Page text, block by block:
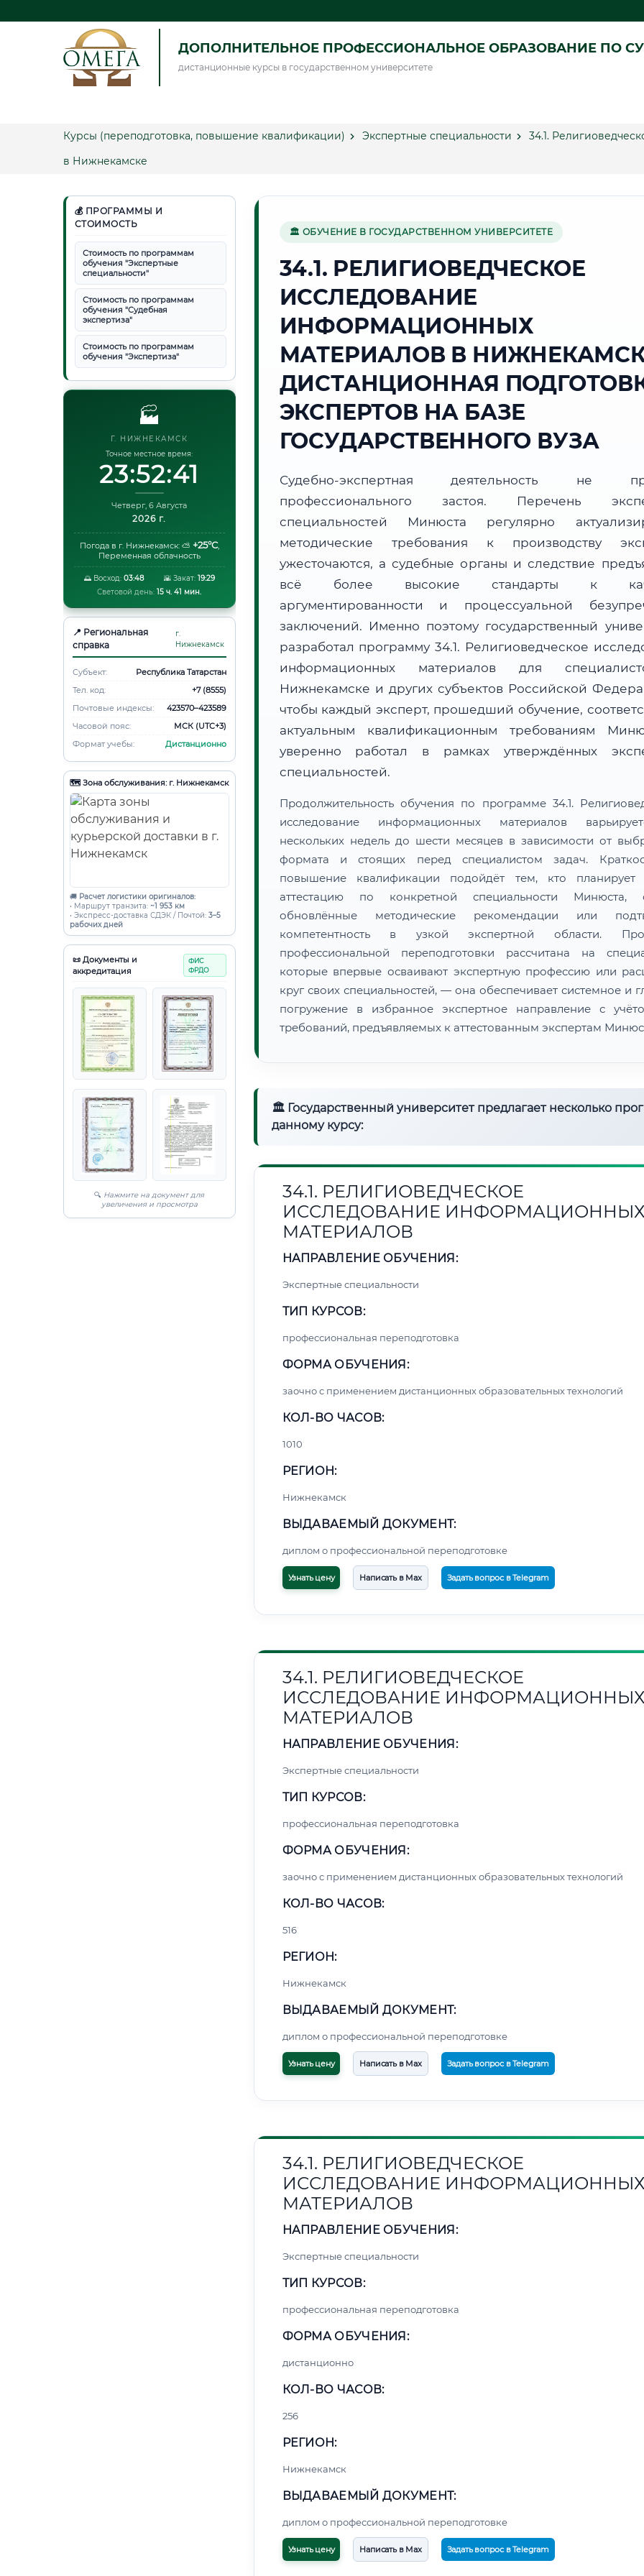
ДОПОЛНИТЕЛЬНОЕ ПРОФЕССИОНАЛЬНОЕ ОБРАЗОВАНИЕ ПО
дистанционные курсы в государственном университете
Курсы (переподготовка, повышение квалификации) Экспертные специальности
34.1.
в Нижнекамске
💰 ПРОГРАММЫ И
СТОИМОСТЬ
Стоимость по программам
обучения "Экспертные
специальности"
Стоимость по программам
обучения "Судебная
экспертиза"
Стоимость по программам
обучения "Экспертиза"
🏭
Г. НИЖНЕКАМСК
Точное местное время:
23:52:42
Четверг, 6 Августа
2026 г.
Погода в г. Нижнекамск: ⛅ +25°C,
Переменная облачность
🌅 Восход: 03:48 🌇 Закат: 19:29
Световой день: 15 ч. 41 мин.
📍 Региональная
справка
г.
Нижнекамск
Субъект:
Республика Татарстан
Тел. код:
+7 (8555)
Почтовые индексы:
423570–423589
Часовой пояс:
МСК (UTC+3)
Формат учебы:
Дистанционно
🗺️ Зона обслуживания: г. Нижнекамск
🚚 Расчет логистики оригиналов:
• Маршрут транзита: ~1 953 км
• Экспресс-доставка СДЭК / Почтой: 3–5
рабочих дней
📜 Документы и
аккредитация
ФИС
ФРДО
🔍 Нажмите на документ для
увеличения и просмотра
🏛 ОБУЧЕНИЕ В ГОСУДАРСТВЕННОМ УНИВЕРСИТЕТЕ
34.1. РЕЛИГИОВЕДЧЕСКОЕ
ИССЛЕДОВАНИЕ
ИНФОРМАЦИОННЫХ
МАТЕРИАЛОВ В
ДИСТАНЦИОННАЯ
ЭКСПЕРТОВ НА БАЗЕ
ГОСУДАРСТВЕННОГО ВУЗА
Судебно-экспертная деятельность не
профессионального застоя. Перечень
специальностей Минюста регулярно
методические требования к производству
ужесточаются, а судебные органы и следствие
всё более высокие стандарты к
аргументированности и процессуальной
заключений. Именно поэтому государственный
разработал программу 34.1. Религиоведческое
информационных материалов для
Нижнекамске и других субъектов Российской
чтобы каждый эксперт, прошедший обучение,
актуальным квалификационным требованиям
уверенно работал в рамках утверждённых
специальностей.
Продолжительность обучения по программе 34.1.
исследование информационных материалов
нескольких недель до шести месяцев в зависимости от
формата и стоящих перед специалистом задач.
повышение квалификации подойдёт тем, кто планирует
аттестацию по конкретной специальности Минюста,
обновлённые методические рекомендации или
компетентность в узкой экспертной области.
профессиональной переподготовки рассчитана на
которые впервые осваивают экспертную профессию или
круг своих специальностей, — она обеспечивает системное и
погружение в избранное экспертное направление с
требований, предъявляемых к аттестованным экспертам
🏛 Государственный университет предлагает несколько
данному курсу:
34.1. РЕЛИГИОВЕДЧЕСКОЕ
ИССЛЕДОВАНИЕ
МАТЕРИАЛОВ
НАПРАВЛЕНИЕ ОБУЧЕНИЯ:
Экспертные специальности
ТИП КУРСОВ:
профессиональная переподготовка
ФОРМА ОБУЧЕНИЯ:
заочно с применением дистанционных образовательных технологий
КОЛ-ВО ЧАСОВ:
1010
РЕГИОН:
Нижнекамск
ВЫДАВАЕМЫЙ ДОКУМЕНТ:
диплом о профессиональной переподготовке
Узнать цену Написать в Max Задать вопрос в Telegram
34.1. РЕЛИГИОВЕДЧЕСКОЕ
ИССЛЕДОВАНИЕ
МАТЕРИАЛОВ
НАПРАВЛЕНИЕ ОБУЧЕНИЯ:
Экспертные специальности
ТИП КУРСОВ:
профессиональная переподготовка
ФОРМА ОБУЧЕНИЯ:
заочно с применением дистанционных образовательных технологий
КОЛ-ВО ЧАСОВ:
516
РЕГИОН:
Нижнекамск
ВЫДАВАЕМЫЙ ДОКУМЕНТ:
диплом о профессиональной переподготовке
Узнать цену Написать в Max Задать вопрос в Telegram
34.1. РЕЛИГИОВЕДЧЕСКОЕ
ИССЛЕДОВАНИЕ
МАТЕРИАЛОВ
НАПРАВЛЕНИЕ ОБУЧЕНИЯ:
Экспертные специальности
ТИП КУРСОВ:
профессиональная переподготовка
ФОРМА ОБУЧЕНИЯ:
дистанционно
КОЛ-ВО ЧАСОВ:
256
РЕГИОН:
Нижнекамск
ВЫДАВАЕМЫЙ ДОКУМЕНТ:
диплом о профессиональной переподготовке
Узнать цену Написать в Max Задать вопрос в Telegram